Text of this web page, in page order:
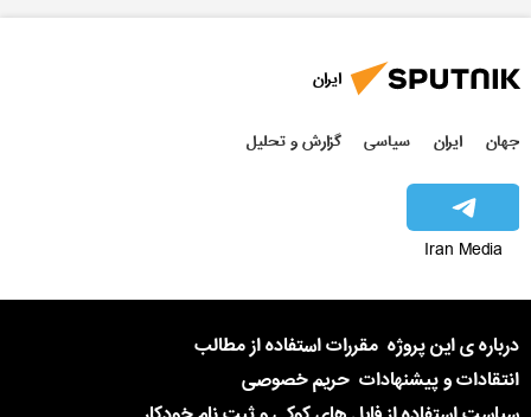
ایران
جهان ایران سیاسی گزارش و تحلیل
Iran Media
درباره ی این پروژه مقررات استفاده از مطالب
انتقادات و پیشنهادات حریم خصوصی